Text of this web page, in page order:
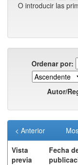
O introducir las
Ordenar por:
Autor/
< Anterior
Vista
previa
Fecha